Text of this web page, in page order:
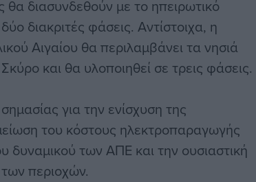
διασυνδεθούν με το ηπειρωτικό
διακριτές φάσεις. Αντίστοιχα, η
Αιγαίου θα περιλαμβάνει τα νησιά
και θα υλοποιηθεί σε τρεις φάσεις.
για την ενίσχυση της
του κόστους ηλεκτροπαραγωγής
δυναμικού των ΑΠΕ και την ουσιαστική
περιοχών.